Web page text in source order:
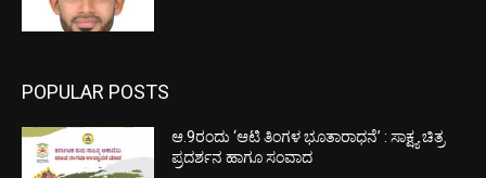
POPULAR POSTS
ಆ.9ರಂದು ‘ಆಟಿ ತಿಂಗಳ ಭೂತಾರಾಧನೆ’ : ಸಾಕ್ಷ್ಯ ಚಿತ್ರ
ಪ್ರದರ್ಶನ ಹಾಗೂ ಸಂವಾದ